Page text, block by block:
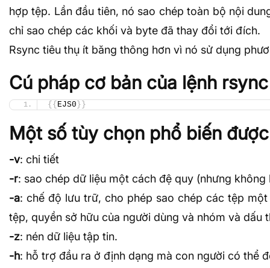
hợp tệp. Lần đầu tiên, nó sao chép toàn bộ nội
chỉ sao chép các khối và byte đã thay đổi tới đích.
Rsync tiêu thụ ít băng thông hơn vì nó sử dụng
Cú pháp cơ bản của lệnh rsync
{{ EJS0 }}
Một số tùy chọn phổ biến
-v: chi tiết
-r: sao chép dữ liệu một cách đệ quy (nhưng
-a: chế độ lưu trữ, cho phép sao chép các tệp
tệp, quyền sở hữu của người dùng và nhóm và dấu
-z: nén dữ liệu tập tin.
-h: hỗ trợ đầu ra ở định dạng mà con người có thể